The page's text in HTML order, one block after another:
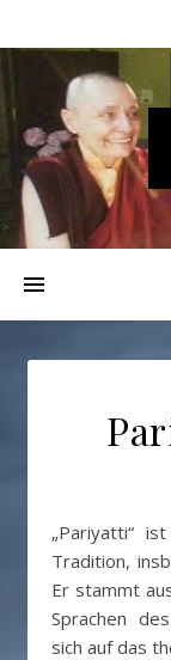
„Pariyatti“ ist ein Begriff aus der buddhistischen
Tradition,
Er stammt
Sprachen
sich auf das